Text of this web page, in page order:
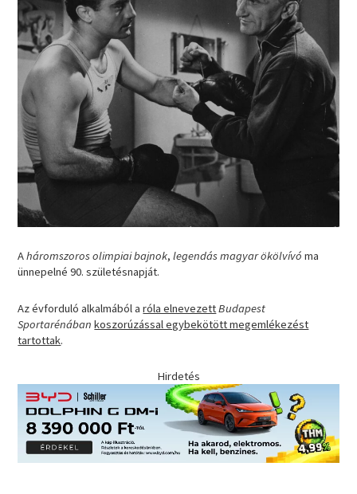
Aháromszoros olimpiai bajnok,legendás magyar ökölvívó ma
ünnepelné 90. születésnapját.
Az évforduló alkalmából aróla elnevezettBudapest
Sportarénában koszorúzással egybekötött megemlékezést
tartottak.
Hirdetés